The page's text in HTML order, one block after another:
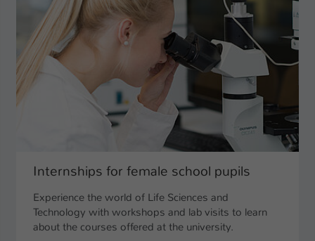
Internships for female school pupils
Experience the world of Life Sciences and
Technology with workshops and lab visits to learn
about the courses offered at the university.